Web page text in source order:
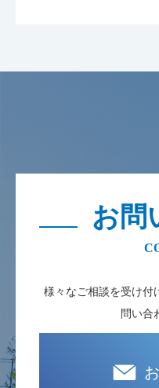
お問
様々なご相談を受け付
問い合